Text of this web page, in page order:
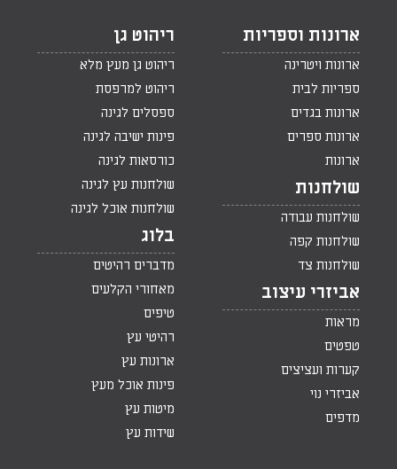
ארונות וספריות
ארונות ויטרינה
ספריות לבית
ארונות בגדים
ארונות ספרים
ארונות
שולחנות
שולחנות עבודה
שולחנות קפה
שולחנות צד
אביזרי עיצוב
מראות
טפטים
קערות ועציצים
אביזרי נוי
מדפים
ריהוט גן
ריהוט גן מעץ מלא
ריהוט למרפסת
ספסלים לגינה
פינות ישיבה לגינה
כורסאות לגינה
שולחנות עץ לגינה
שולחנות אוכל לגינה
בלוג
מדברים רהיטים
מאחורי הקלעים
טיפים
רהיטי עץ
ארונות עץ
פינות אוכל מעץ
מיטות עץ
שידות עץ